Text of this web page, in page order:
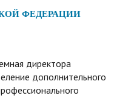
ФЕДЕРАЦИИ
директора
дополнительного